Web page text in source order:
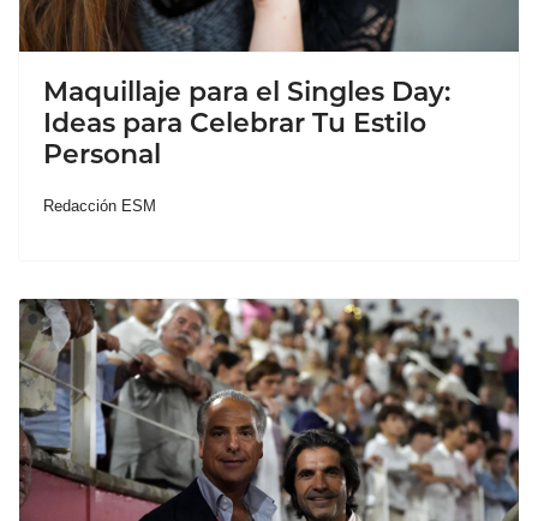
Maquillaje para el Singles Day:
Ideas para Celebrar Tu Estilo
Personal
Redacción ESM